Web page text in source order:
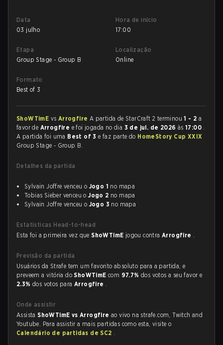
Data
03 julho
Hora de início
17:00
Etapa
Group Stage - Group B
Localização
Online
Formato
Best of 3
ShoWTimE vs Arrogfire A partida de StarCraft 2 terminou1 - 2 a
favor de Arrogfire e foi jogada no dia 3 de jul. de 2026 às17:00 .
A partida foi uma Best of 3e faz parte do HomeStory Cup XXIX
Group Stage - Group B.
Detalhes da partida
Sylvain Joffre venceu o Jogo 1 no mapa
Tobias Sieber venceu oJogo 2 no mapa
Sylvain Joffre venceu o Jogo 3 no mapa
Estatísticas Head-to-head
Esta foi a primeira vez queShoWTimE jogou contraArrogfire .
Previsão da partida
Usuários da Strafe tem um favorito absoluto para a partida, e
preveem a vitória doShoWTimEcom 97.7%dos votos a seu favor e
2.3% dos votos para Arrogfire .
Onde assistir
AssistaShoWTimE vs Arrogfireao vivo na strafe.com, Twitch and
Youtube. Para assistir a mais partidas como esta, visite o
Calendário de partidas de SC2 .